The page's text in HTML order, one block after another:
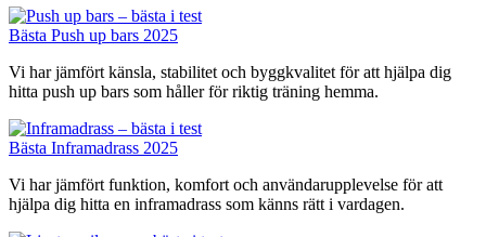
Bästa Push up bars 2025
Vi har jämfört känsla, stabilitet och byggkvalitet för att hjälpa dig
hitta push up bars som håller för riktig träning hemma.
Bästa Inframadrass 2025
Vi har jämfört funktion, komfort och användarupplevelse för att
hjälpa dig hitta en inframadrass som känns rätt i vardagen.